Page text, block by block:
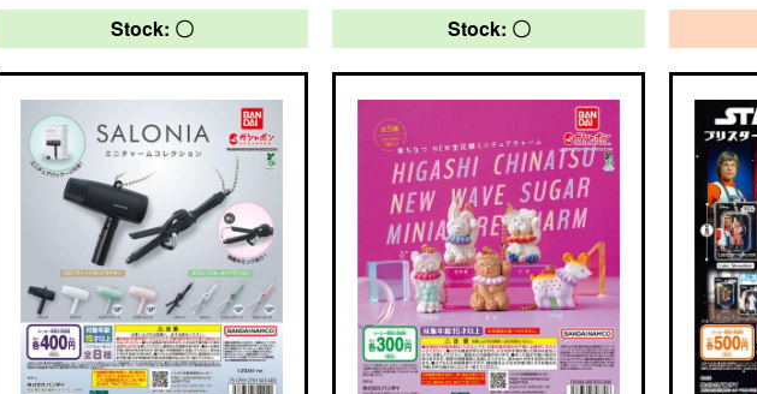
Stock: 〇 Stock: 〇